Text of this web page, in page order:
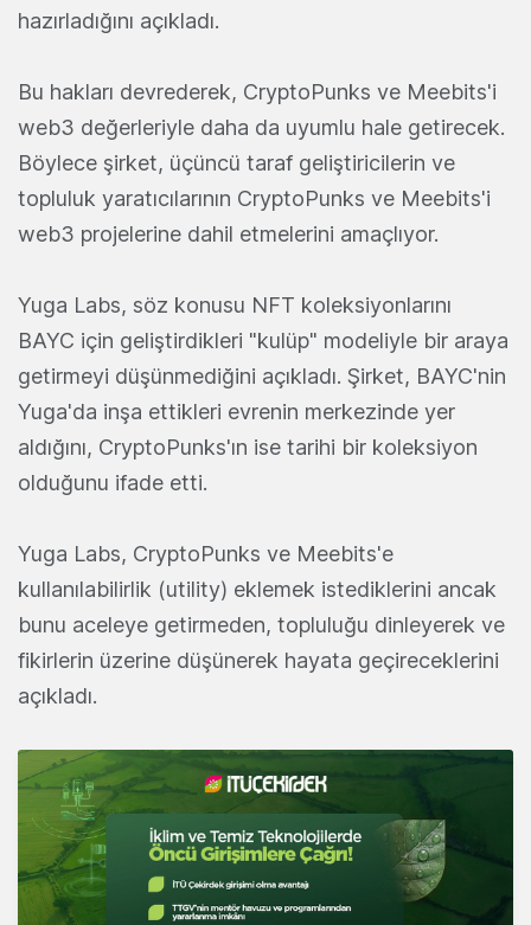
hazırladığını açıkladı.
Bu hakları devrederek, CryptoPunks ve Meebits'i
web3 değerleriyle daha da uyumlu hale getirecek.
Böylece şirket, üçüncü taraf geliştiricilerin ve
topluluk yaratıcılarının CryptoPunks ve Meebits'i
web3 projelerine dahil etmelerini amaçlıyor.
Yuga Labs, söz konusu NFT koleksiyonlarını
BAYC için geliştirdikleri "kulüp" modeliyle bir araya
getirmeyi düşünmediğini açıkladı. Şirket, BAYC'nin
Yuga'da inşa ettikleri evrenin merkezinde yer
aldığını, CryptoPunks'ın ise tarihi bir koleksiyon
olduğunu ifade etti.
Yuga Labs, CryptoPunks ve Meebits'e
kullanılabilirlik (utility) eklemek istediklerini ancak
bunu aceleye getirmeden, topluluğu dinleyerek ve
fikirlerin üzerine düşünerek hayata geçireceklerini
açıkladı.